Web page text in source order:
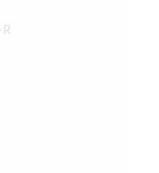
กระจุกตัวใน
นควรศึกษาข้อมูล
ติ ผู้ลงทุนอาจไม่
รถขายคืนหน่วย
จได้รับชำระเงิน
ะยะเวลาที่